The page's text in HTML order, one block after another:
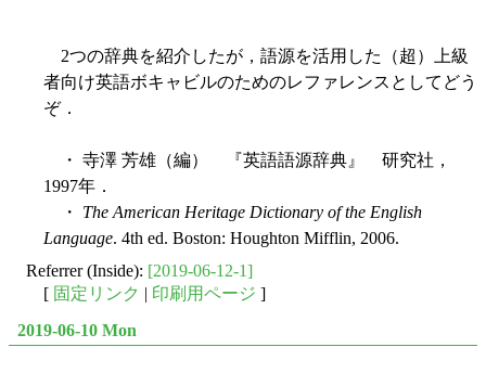
2つの辞典を紹介したが，語源を活用した（超）上級
者向け英語ボキャビルのためのレファレンスとしてどう
ぞ．
・ 寺澤 芳雄（編） 『英語語源辞典』 研究社，
1997年．
・ The American Heritage Dictionary of the English
Language. 4th ed. Boston: Houghton Mifflin, 2006.
Referrer (Inside): [2019-06-12-1]
[ 固定リンク | 印刷用ページ ]
2019-06-10 Mon